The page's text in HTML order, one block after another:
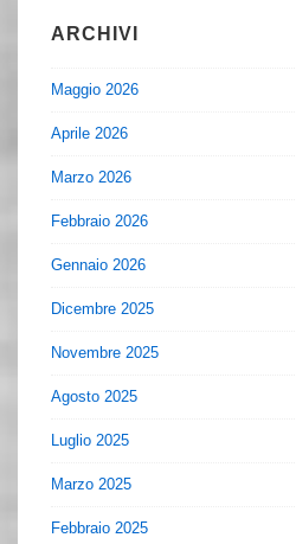
ARCHIVI
Maggio 2026
Aprile 2026
Marzo 2026
Febbraio 2026
Gennaio 2026
Dicembre 2025
Novembre 2025
Agosto 2025
Luglio 2025
Marzo 2025
Febbraio 2025